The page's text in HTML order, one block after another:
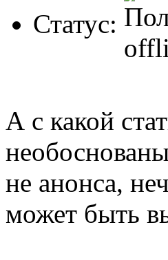
Статус:
А с какой
не анонса,
может быть